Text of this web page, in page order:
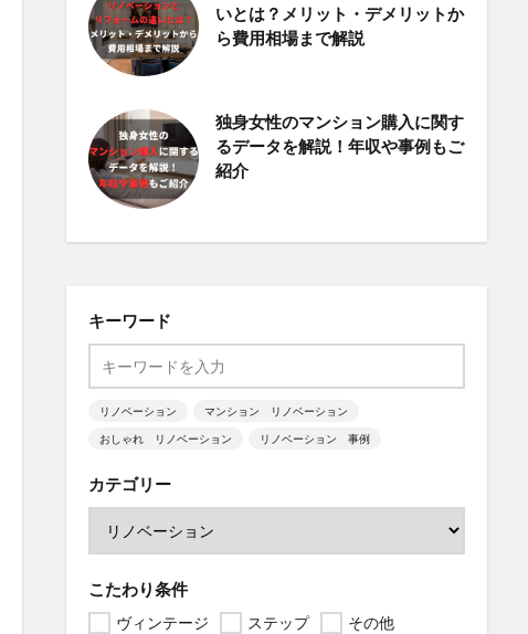
いとは？メリット・デメリットか
ら費用相場まで解説
独身女性のマンション購入に関す
るデータを解説！年収や事例もご
紹介
キーワード
リノベーション マンション リノベーション
おしゃれ リノベーション リノベーション 事例
カテゴリー
こたわり条件
ヴィンテージ ステップ
その他